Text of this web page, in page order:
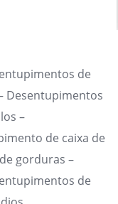
de
Desentupimentos
–
de caixa de
gorduras –
de